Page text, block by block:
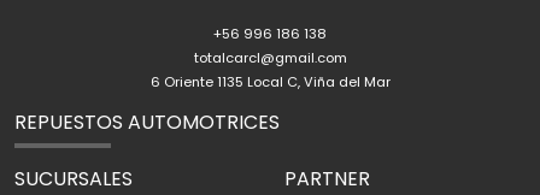
+56 996 186 138
totalcarcl@gmail.com
6 Oriente 1135 Local C, Viña del Mar
REPUESTOS AUTOMOTRICES
SUCURSALES PARTNER